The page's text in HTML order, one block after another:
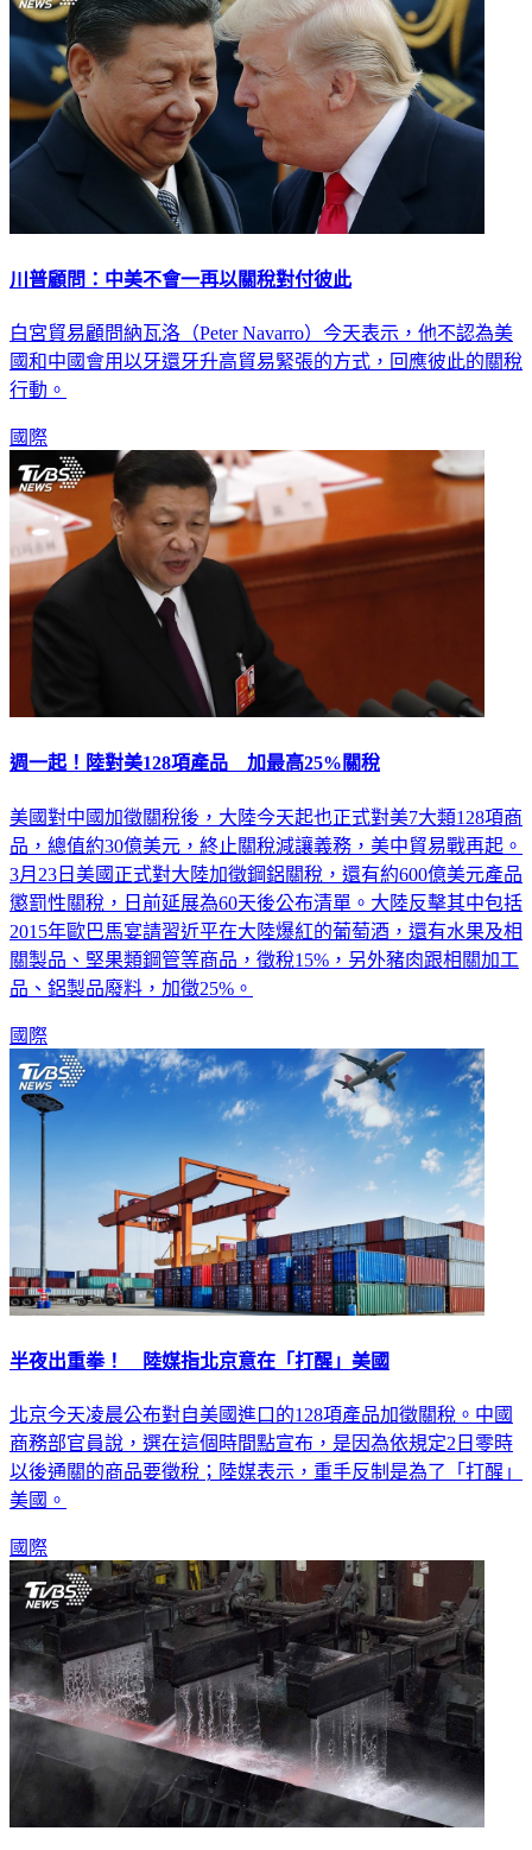
川普顧問：中美不會一再以關稅對付彼此
白宮貿易顧問納瓦洛（Peter Navarro）今天表示，他不認為美
國和中國會用以牙還牙升高貿易緊張的方式，回應彼此的關稅
行動。
國際
週一起！陸對美128項產品 加最高25%關稅
美國對中國加徵關稅後，大陸今天起也正式對美7大類128項商
品，總值約30億美元，終止關稅減讓義務，美中貿易戰再起。
3月23日美國正式對大陸加徵鋼鋁關稅，還有約600億美元產品
懲罰性關稅，日前延展為60天後公布清單。大陸反擊其中包括
2015年歐巴馬宴請習近平在大陸爆紅的葡萄酒，還有水果及相
關製品、堅果類鋼管等商品，徵稅15%，另外豬肉跟相關加工
品、鋁製品廢料，加徵25%。
國際
半夜出重拳！ 陸媒指北京意在「打醒」美國
北京今天凌晨公布對自美國進口的128項產品加徵關稅。中國
商務部官員說，選在這個時間點宣布，是因為依規定2日零時
以後通關的商品要徵稅；陸媒表示，重手反制是為了「打醒」
美國。
國際